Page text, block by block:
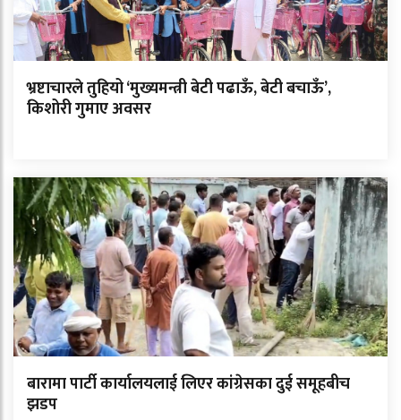
भ्रष्टाचारले तुहियो ‘मुख्यमन्त्री बेटी पढाऊँ, बेटी बचाऊँ’,
किशोरी गुमाए अवसर
बारामा पार्टी कार्यालयलाई लिएर कांग्रेसका दुई समूहबीच
झडप